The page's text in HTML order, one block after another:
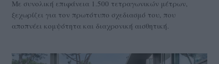
Με συνολική επιφάνεια 1.500 τετραγωνικών μέτρων,
ξεχωρίζει για τον πρωτότυπο σχεδιασμό του, που
αποπνέει κομψότητα και διαχρονική αισθητική.